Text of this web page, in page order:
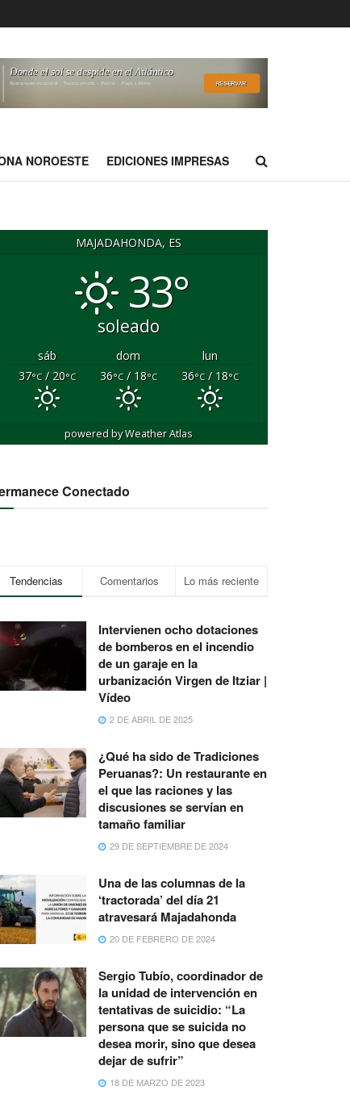
NOROESTE EDICIONES IMPRESAS
MAJADAHONDA, ES
33°
soleado
sáb dom
lun
37°C/ 20°C 36°C/ 18°C 36°C/ 18°C
powered byWeather Atlas
Conectado
Tendencias Comentarios Lo más reciente
Intervienen ocho dotaciones
de bomberos en el incendio
de un garaje en la
urbanización Virgen de Itziar |
Vídeo
2 DE ABRIL DE 2025
¿Qué ha sido de Tradiciones
Peruanas?: Un restaurante en
el que las raciones y las
discusiones se servían en
tamaño familiar
29 DE SEPTIEMBRE DE 2024
Una de las columnas de la
‘tractorada’ del día 21
atravesará Majadahonda
20 DE FEBRERO DE 2024
Sergio Tubío, coordinador de
la unidad de intervención en
tentativas de suicidio: “La
persona que se suicida no
desea morir, sino que desea
dejar de sufrir”
18 DE MARZO DE 2023